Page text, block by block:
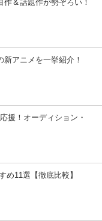
＆話題作が勢ぞろい！
新アニメを一挙紹介！
援！オーディション・
め11選【徹底比較】